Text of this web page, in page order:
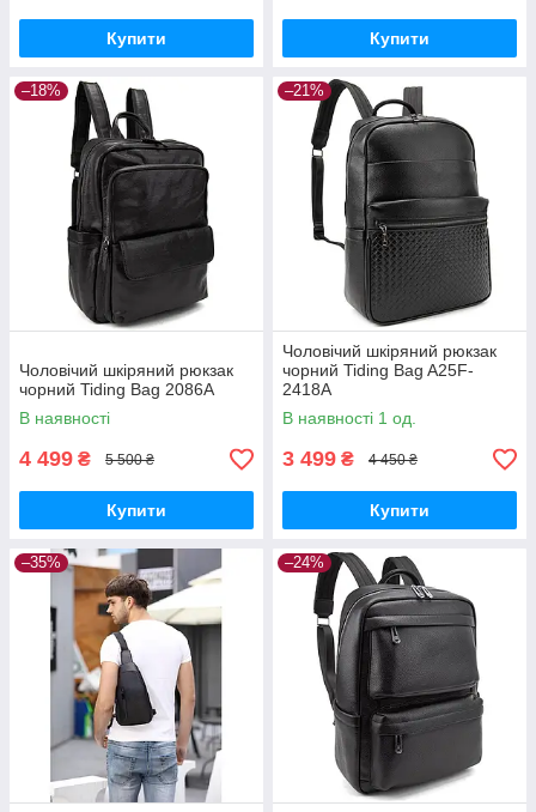
Купити Купити
–18%
Чоловічий шкіряний рюкзак
чорний Tiding Bag 2086A
В наявності
4 499 ₴ 5 500 ₴
Купити
–21%
Чоловічий шкіряний рюкзак
чорний Tiding Bag A25F-
2418A
В наявності 1 од.
3 499 ₴ 4 450 ₴
Купити
–35% –24%